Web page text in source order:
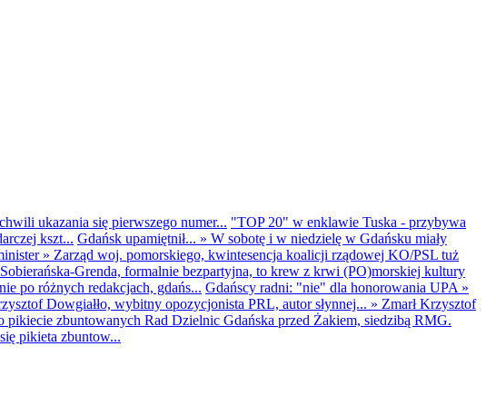
ukazania się pierwszego numer... "TOP 20" w enklawie Tuska - przybywa
kszt... Gdańsk upamiętnił... » W sobotę i w niedzielę w Gdańsku miały
» Zarząd woj. pomorskiego, kwintesencja koalicji rządowej KO/PSL tuż
Grenda, formalnie bezpartyjna, to krew z krwi (PO)morskiej kultury
po różnych redakcjach, gdańs... Gdańscy radni: "nie" dla honorowania UPA »
Dowgiałło, wybitny opozycjonista PRL, autor słynnej... » Zmarł Krzysztof
pikiecie zbuntowanych Rad Dzielnic Gdańska przed Żakiem, siedzibą RMG.
pikieta zbuntow...